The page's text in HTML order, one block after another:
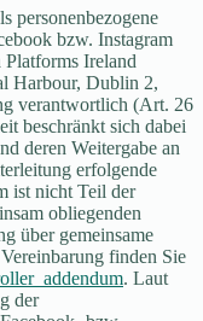
personenbezogene
bzw. Instagram
Ireland
Harbour, Dublin 2,
verantwortlich (Art. 26
beschränkt sich dabei
deren Weitergabe an
erfolgende
ist nicht Teil der
obliegenden
über gemeinsame
finden Sie
. Laut
der